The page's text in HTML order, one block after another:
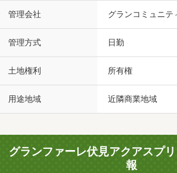
管理会社 グランコミュニテ
管理方式 日勤
土地権利 所有権
用途地域 近隣商業地域
グランファーレ伏見アクアスプ
報